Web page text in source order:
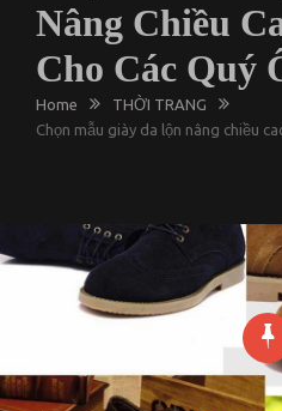
Nâng Chiều
Cho Các Quý
Home
THỜI TRANG
Chọn mẫu giày da lộn nâng chiều